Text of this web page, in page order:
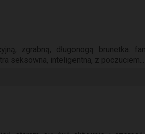
zgrabną, długonogą brunetka.
seksowna, inteligentna, z poczuciem...